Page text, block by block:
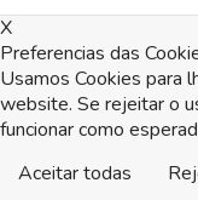
X
Preferencias das
Usamos Cookies para
website. Se rejeitar o
funcionar como
Aceitar todas